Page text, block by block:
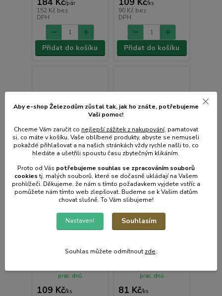
/pár
152 Kč bez
DPH
Přidat do košíku
/ks
90 Kč bez
DPH
Přidat do košíku
Držák truhl.
HERKULES
109 Kč/ks
prac. dnů
Držák truhl. balkón,
TER, plast
81 Kč/ks
prac. dnů
Aby e-shop Železodům zůstal tak, jak ho znáte, potřebujeme
Vaši pomoc!
Chceme Vám zaručit co nejlepší zážitek z nakupování, pamatovat
si, co máte v košíku, Vaše oblíbené produkty, abyste se nemuseli
pokaždé přihlašovat a na našich stránkách vždy rychle našli to, co
hledáte a ušetřili spoustu času zbytečným klikáním.
Proto od Vás potřebujeme souhlas se zpracováním souborů
cookiestj. malých souborů, které se dočasně ukládají na Vašem
prohlížeči. Děkujeme, že nám s tímto požadavkem vyjdete vstříc a
pomůžete nám tímto web zlepšovat. Budeme se k Vašim datům
chovat slušně. To Vám slibujeme!
Nastavení Souhlasím
Souhlas můžete odmítnout zde.